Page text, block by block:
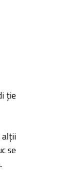
ţie
alţii
se